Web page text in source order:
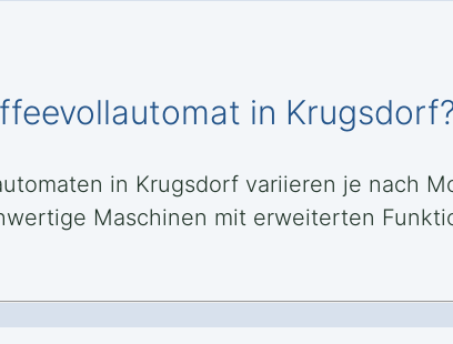
in
in Krugsdorf variieren je nach
Maschinen mit erweiterten